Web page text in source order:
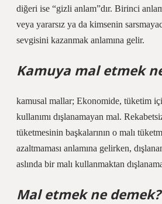
diğeri ise “gizli anlam”dır. Birinci
veya yararsız ya da kimsenin
sevgisini kazanmak anlamına gelir.
Kamuya mal etmek
kamusal mallar; Ekonomide, tüketim
kullanımı dışlanamayan mal.
tüketmesinin başkalarının o malı
azaltmaması anlamına gelirken,
aslında bir malı kullanmaktan
Mal etmek ne demek?